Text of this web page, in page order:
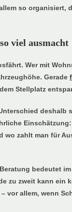
so organisiert,
viel ausmacht
Wer mit
Gerade
Stellplatz
deshalb
zahlt man für
bedeutet
zu zweit kann ein
vor allem, wenn